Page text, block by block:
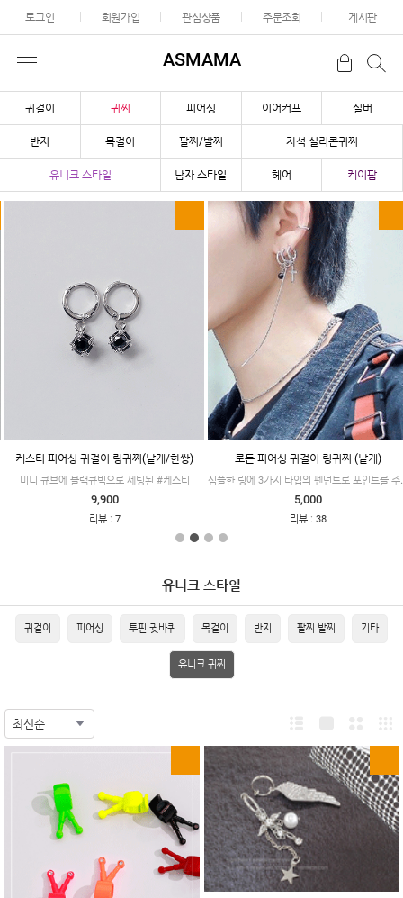
로그인 회원가입 관심상품 주문조회 게시판
ASMAMA
귀걸이 귀찌 피어싱 이어커프 실버
반지 목걸이 팔찌/발찌 자석 실리콘귀찌
유니크 스타일 남자 스타일 헤어 케이팝
케스티 피어싱 귀걸이 링귀찌(낱개/한쌍)
미니 큐브에 블랙큐빅으로 세팅된 #케스티
9,900
리뷰: 7
로든 피어싱 귀걸이 링귀찌 (낱개)
심플한 링에 3가
5,000
리뷰: 38
유니크 스타일
귀걸이 피어싱 투핀 귓바퀴 목걸이 반지 팔찌 발찌 기타
유니크 귀찌